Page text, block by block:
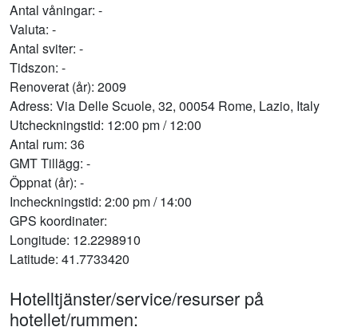
Antal våningar: -
Valuta: -
Antal sviter: -
Tidszon: -
Renoverat (år): 2009
Adress: Via Delle Scuole, 32, 00054 Rome, Lazio, Italy
Utcheckningstid: 12:00 pm / 12:00
Antal rum: 36
GMT Tillägg: -
Öppnat (år): -
Incheckningstid: 2:00 pm / 14:00
GPS koordinater:
Longitude: 12.2298910
Latitude: 41.7733420
Hotelltjänster/service/resurser på
hotellet/rummen: